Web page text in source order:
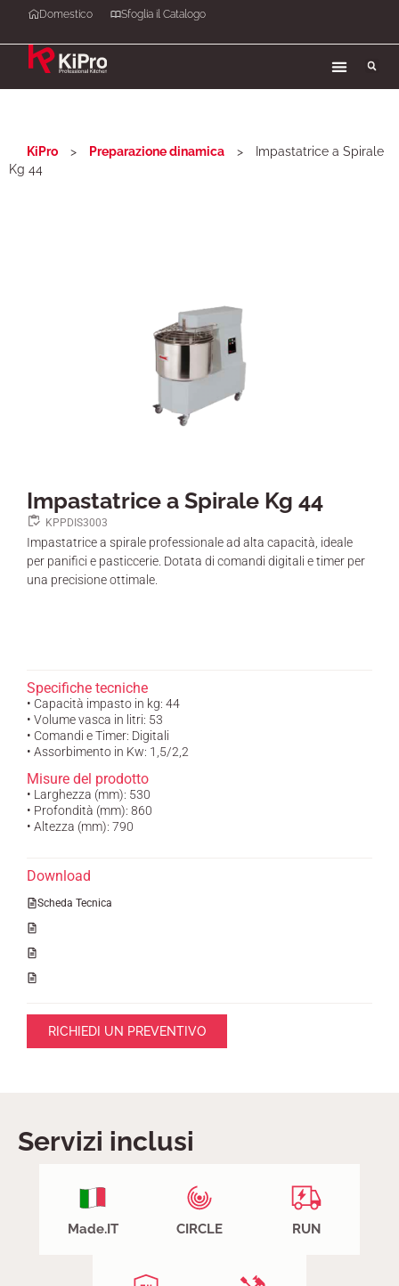
Domestico Sfoglia il Catalogo
KiPro > Preparazione dinamica >
Impastatrice a Spirale
Kg 44
Impastatrice a Spirale Kg 44
KPPDIS3003
Impastatrice a spirale professionale ad alta capacità, ideale
per panifici e pasticcerie. Dotata di comandi digitali e timer per
una precisione ottimale.
Specifiche tecniche
• Capacità impasto in kg: 44
• Volume vasca in litri: 53
• Comandi e Timer: Digitali
• Assorbimento in Kw: 1,5/2,2
• Larghezza (mm): 530
• Profondità (mm): 860
• Altezza (mm): 790
Misure del prodotto
Download
Scheda Tecnica
RICHIEDI UN PREVENTIVO
Servizi inclusi
Made.IT CIRCLE RUN